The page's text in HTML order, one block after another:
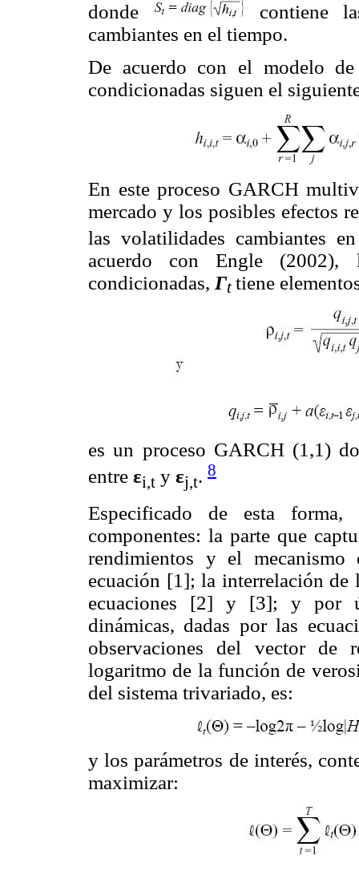
donde
contiene
cambiantes en el tiempo.
De acuerdo con el modelo
condicionadas siguen el
En este proceso GARCH
mercado y los posibles efectos
las volatilidades cambiantes
acuerdo con Engle (2002),
condicionadas, Γttiene
es un proceso GARCH (1,1)
entre εi,t y εj,t. 8
Especificado de esta
componentes: la parte que
rendimientos y el
ecuación [1]; la interrelación de
ecuaciones [2] y [3]; y por
dinámicas, dadas por las
observaciones del vector de
logaritmo de la función de
del sistema trivariado, es:
y los parámetros de interés,
maximizar: